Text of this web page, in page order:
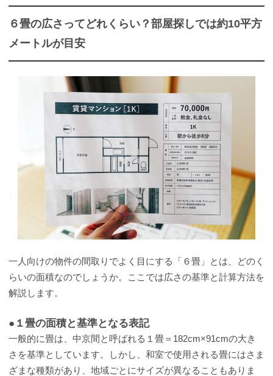
６畳の広さってどれくらい？部屋探しでは約10平方
メートルが目安
一人向けの物件の間取りでよく目にする「６畳」とは、どのく
らいの面積なのでしょうか。ここでは広さの基準と計算方法を
解説します。
●１畳の面積と基準となる表記
一般的に畳は、中京間と呼ばれる１畳＝182cm×91cmの大き
さを基準としています。しかし、和室で使用される畳にはさま
ざまな種類があり、地域ごとにサイズが異なることもありま